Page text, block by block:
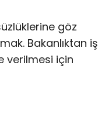
göz
Bakanlıktan iş
verilmesi için